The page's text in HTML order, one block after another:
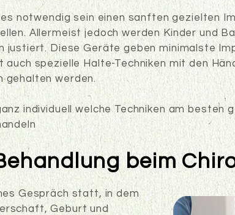
notwendig sein einen sanften gezielten
Allermeist jedoch werden Kinder und
Diese Geräte geben minimalste
auch spezielle Halte-Techniken mit den
gehalten werden.
individuell welche Techniken am besten
beim
Gespräch statt, in dem
Geburt und